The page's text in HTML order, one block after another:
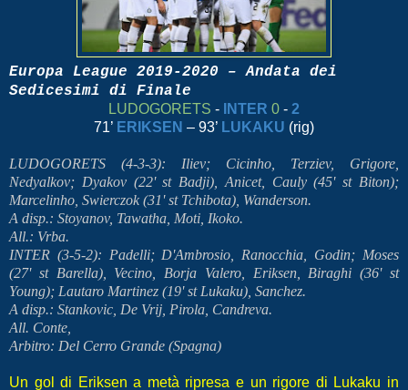
Europa League 2019-2020 – Andata dei
Sedicesimi di Finale
LUDOGORETS - INTER 0 - 2
71’ ERIKSEN – 93’ LUKAKU (rig)
LUDOGORETS (4-3-3): Iliev; Cicinho, Terziev, Grigore,
Nedyalkov; Dyakov (22' st Badji), Anicet, Cauly (45' st Biton);
Marcelinho, Swierczok (31' st Tchibota), Wanderson.
A disp.: Stoyanov, Tawatha, Moti, Ikoko.
All.: Vrba.
INTER (3-5-2): Padelli; D'Ambrosio, Ranocchia, Godin; Moses
(27' st Barella), Vecino, Borja Valero, Eriksen, Biraghi (36' st
Young); Lautaro Martinez (19' st Lukaku), Sanchez.
A disp.: Stankovic, De Vrij, Pirola, Candreva.
All. Conte,
Arbitro: Del Cerro Grande (Spagna)
Un gol di Eriksen a metà ripresa e un rigore di Lukaku in